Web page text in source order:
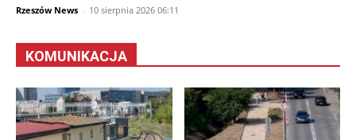
Rzeszów News - 10 sierpnia 2026 06:11
KOMUNIKACJA